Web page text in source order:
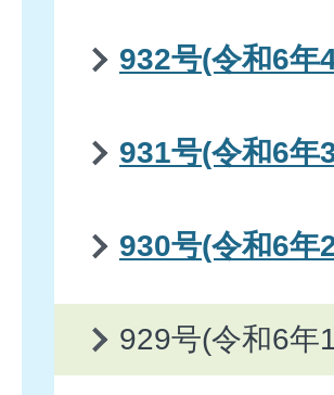
932号(令和6年
931号(令和6年
930号(令和6年
929号(令和6年